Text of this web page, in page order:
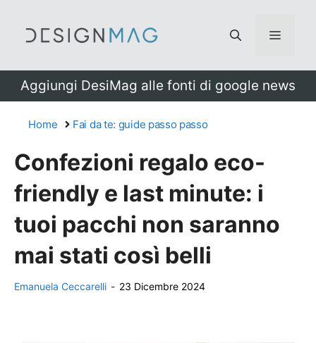
Menu
Aggiungi DesiMag alle fonti di google news
Home Fai da te: guide passo passo
Confezioni regalo eco-
friendly e last minute: i
tuoi pacchi non saranno
mai stati così belli
Emanuela Ceccarelli - 23 Dicembre 2024